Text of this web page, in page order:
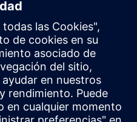
adicionales
Connector
Siemens
[DE]